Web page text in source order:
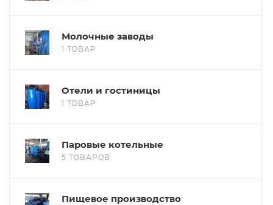
Молочные заводы
1 ТОВАР
Отели и гостиницы
1 ТОВАР
Паровые котельные
5 ТОВАРОВ
Пищевое производство